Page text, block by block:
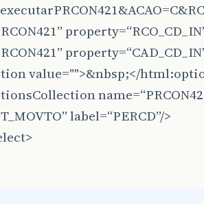
value="">&nbsp;</
label=“PERCD”/>